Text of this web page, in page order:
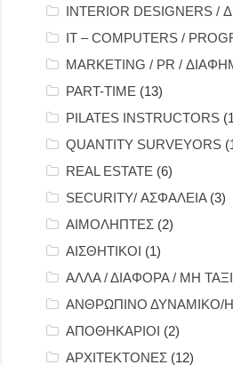
INTERIOR DESIGNERS /
IT – COMPUTERS /
MARKETING / PR /
PART-TIME (13)
PILATES INSTRUCTORS
QUANTITY SURVEYORS
REAL ESTATE (6)
SECURITY/ ΑΣΦΑΛΕΙΑ(3)
ΑΙΜΟΛΗΠΤΕΣ (2)
ΑΙΣΘΗΤΙΚΟΙ (1)
ΑΛΛΑ / ΔΙΑΦΟΡΑ / ΜΗ
ΑΝΘΡΩΠΙΝΟ ΔΥΝΑΜΙΚΟ/
ΑΠΟΘΗΚΑΡΙΟΙ (2)
ΑΡΧΙΤΕΚΤΟΝΕΣ (12)